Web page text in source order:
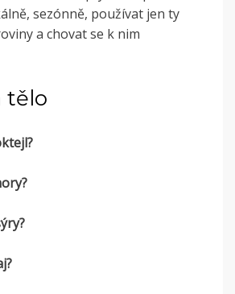
sezónně, používat jen ty
a chovat se k nim
tělo